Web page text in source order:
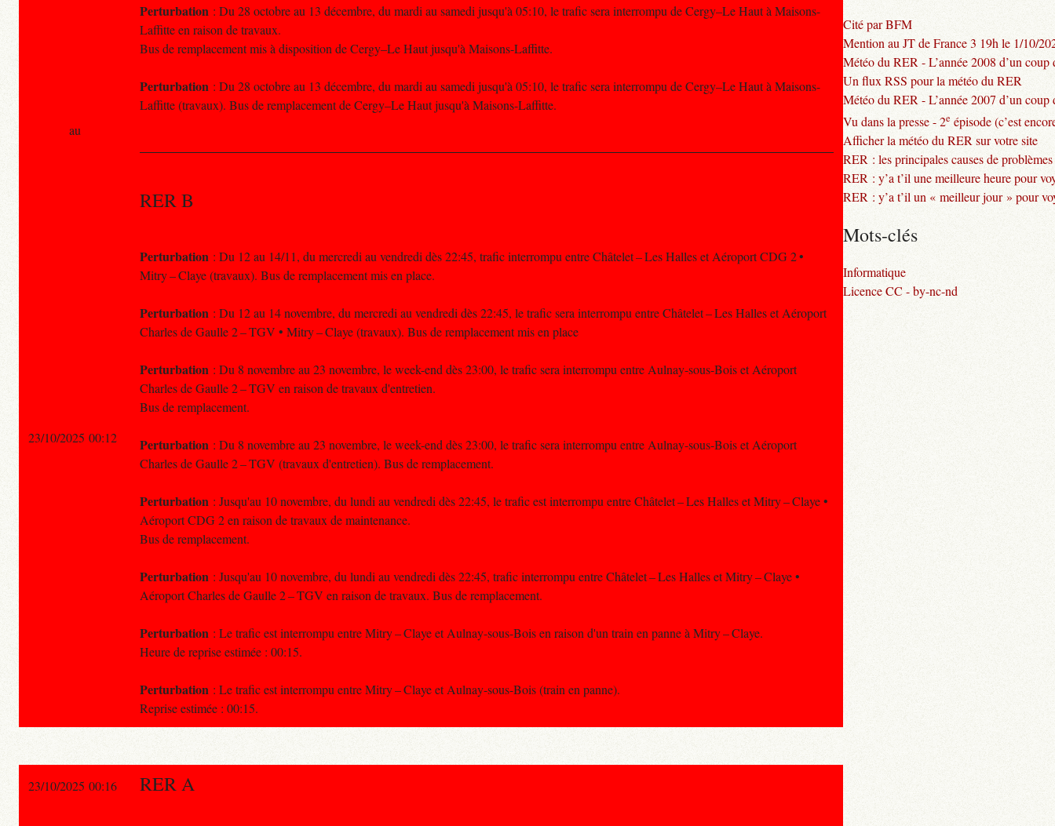
Perturbation : Du 28 octobre au 13 décembre, du mardi au samedi jusqu'à 05:10, le trafic sera interrompu de Cergy–Le Haut à Maisons-
Laffitte en raison de travaux.
Bus de remplacement mis à disposition de Cergy–Le Haut jusqu'à Maisons-Laffitte.
Perturbation : Du 28 octobre au 13 décembre, du mardi au samedi jusqu'à 05:10, le trafic sera interrompu de Cergy–Le Haut à Maisons-
Laffitte (travaux). Bus de remplacement de Cergy–Le Haut jusqu'à Maisons-Laffitte.
RER B
Perturbation : Du 12 au 14/11, du mercredi au vendredi dès 22:45, trafic interrompu entre Châtelet – Les Halles et Aéroport CDG 2 •
Mitry – Claye (travaux). Bus de remplacement mis en place.
Perturbation : Du 12 au 14 novembre, du mercredi au vendredi dès 22:45, le trafic sera interrompu entre Châtelet – Les Halles et Aéroport
Charles de Gaulle 2 – TGV • Mitry – Claye (travaux). Bus de remplacement mis en place
Perturbation : Du 8 novembre au 23 novembre, le week-end dès 23:00, le trafic sera interrompu entre Aulnay-sous-Bois et Aéroport
Charles de Gaulle 2 – TGV en raison de travaux d'entretien.
Bus de remplacement.
Perturbation : Du 8 novembre au 23 novembre, le week-end dès 23:00, le trafic sera interrompu entre Aulnay-sous-Bois et Aéroport
Charles de Gaulle 2 – TGV (travaux d'entretien). Bus de remplacement.
Perturbation : Jusqu'au 10 novembre, du lundi au vendredi dès 22:45, le trafic est interrompu entre Châtelet – Les Halles et Mitry – Claye •
Aéroport CDG 2 en raison de travaux de maintenance.
Bus de remplacement.
Perturbation : Jusqu'au 10 novembre, du lundi au vendredi dès 22:45, trafic interrompu entre Châtelet – Les Halles et Mitry – Claye •
Aéroport Charles de Gaulle 2 – TGV en raison de travaux. Bus de remplacement.
Perturbation : Le trafic est interrompu entre Mitry – Claye et Aulnay-sous-Bois en raison d'un train en panne à Mitry – Claye.
Heure de reprise estimée : 00:15.
Perturbation : Le trafic est interrompu entre Mitry – Claye et Aulnay-sous-Bois (train en panne).
Reprise estimée : 00:15.
au
23/10/2025 00:12
23/10/2025 00:16 RER A
Cité par BFM
Mention au JT de France 3 19h le 1/10/
Météo du RER - L’année 2008 d’un coup
Un flux RSS pour la météo du RER
Météo du RER - L’année 2007 d’un coup
Vu dans la presse - 2e épisode (c’est
Afficher la météo du RER sur votre site
RER : les principales causes de problèmes
RER : y’a t’il une meilleure heure pour
RER : y’a t’il un « meilleur jour » pour
Mots-clés
Informatique
Licence CC - by-nc-nd